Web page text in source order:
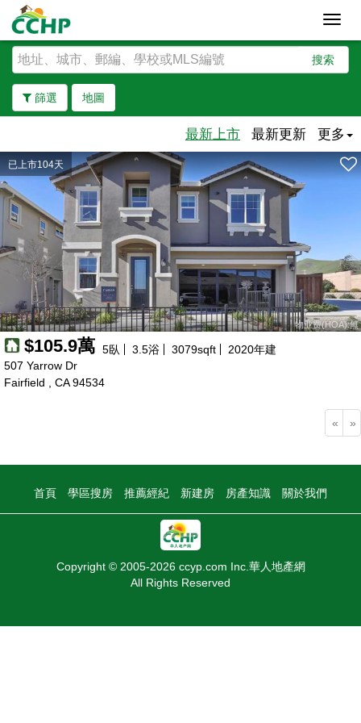
搜索
篩選 地圖
去除邊界
最新上市 最新更新 更多
已上市104天
物业费(HOA):無
$105.9萬 5臥 3.5浴 3079sqft 2020年建
507 Yarrow Dr
Fairfield , CA 94534
« »
首頁 學區搜房 推薦經紀 新建房 房產知識 關於我們
Copyright © 2005-2026 ccyp.com Inc.華人地產網
All Rights Reserved